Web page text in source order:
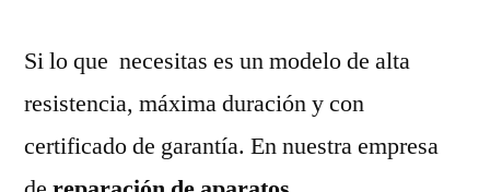
Si lo que necesitas es un modelo de alta
resistencia, máxima duración y con
certificado de garantía. En nuestra empresa